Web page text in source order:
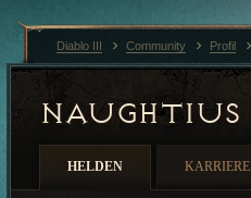
NAUGHTIUS
HELDEN KARRIERE
Diablo III Community Profil